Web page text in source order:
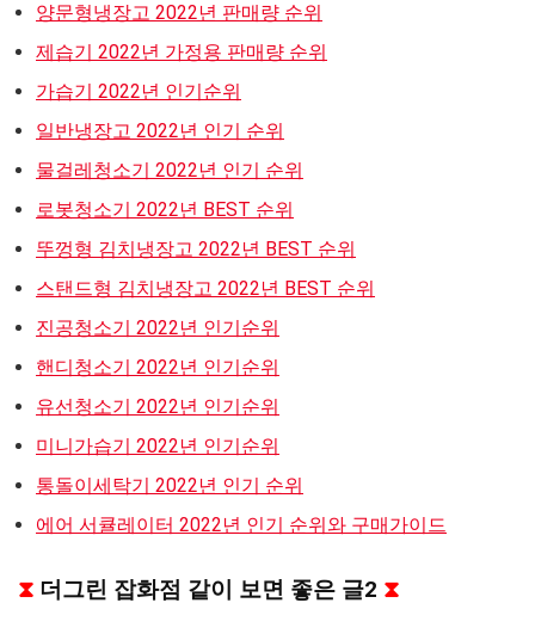
양문형냉장고 2022년 판매량 순위
제습기 2022년 가정용 판매량 순위
가습기 2022년 인기순위
일반냉장고 2022년 인기 순위
물걸레청소기 2022년 인기 순위
로봇청소기 2022년 BEST 순위
뚜껑형 김치냉장고 2022년 BEST 순위
스탠드형 김치냉장고 2022년 BEST 순위
진공청소기 2022년 인기순위
핸디청소기 2022년 인기순위
유선청소기 2022년 인기순위
미니가습기 2022년 인기순위
통돌이세탁기 2022년 인기 순위
에어 서큘레이터 2022년 인기 순위와 구매가이드
⧗ 더그린 잡화점 같이 보면 좋은 글2 ⧗